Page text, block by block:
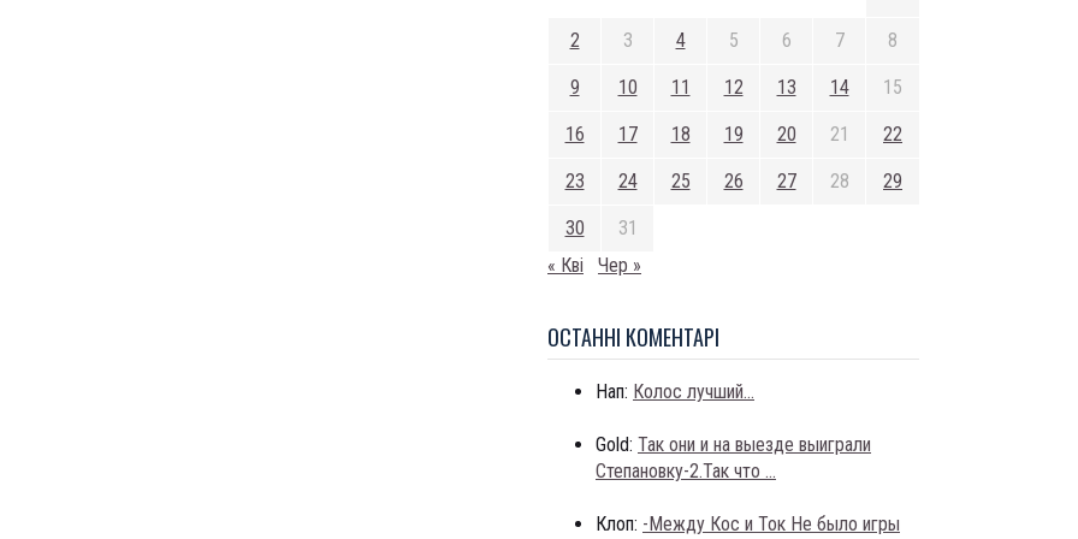
2 3 4 5 6 7 8
9 10 11 12 13 14 15
16 17 18 19 20 21 22
23 24 25 26 27 28 29
30
31
« Кві
Чер »
ОСТАННI КОМЕНТАРI
Нап: Колос лучший...
Gold: Так они и на выезде выиграли
Степановку-2.Так что ...
Клоп: -Между Кос и Ток Не было игры